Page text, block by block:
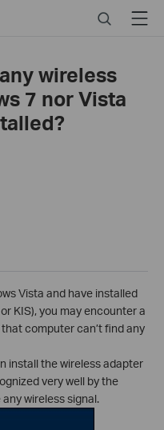
SearchMenu
wireless
7 nor Vista
Vista and have installed
KIS), you may encounter a
computer can’t find any
install the wireless adapter
very well by the
wireless signal.